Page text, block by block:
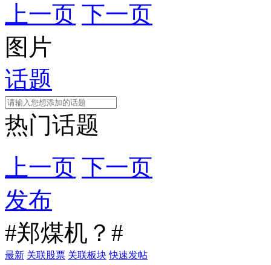
上一页 下一页
图片
话题
热门话题
上一页 下一页
发布
#郑煤机？#
最新 关联股票 关联板块 快速发帖